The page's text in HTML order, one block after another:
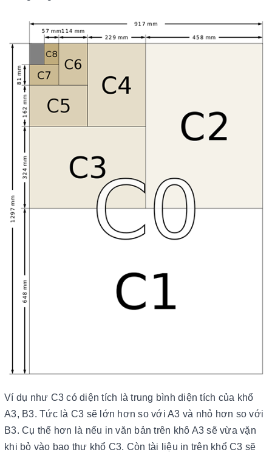
Ví dụ như C3 có diện tích là trung bình diện tích của khổ
A3, B3. Tức là C3 sẽ lớn hơn so với A3 và nhỏ hơn so với
B3. Cụ thể hơn là nếu in văn bản trên khô A3 sẽ vừa vặn
khi bỏ vào bao thư khổ C3. Còn tài liệu in trên khổ C3 sẽ